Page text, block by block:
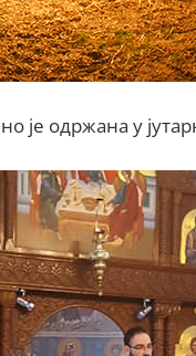
је одржана у